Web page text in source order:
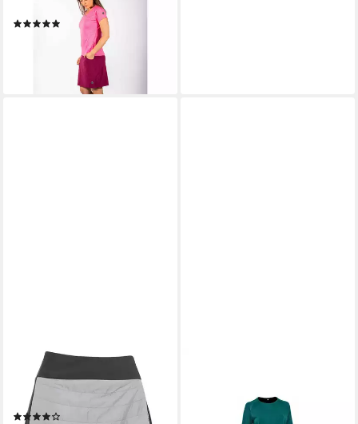
Hosenrock Rock Rock Tilburg
59,95 €
lieferbar - in 3-4 Werktagen bei dir
MAUL SPORT®
Hosenrock Winterrock
Brünnstein
UVP79,95 €